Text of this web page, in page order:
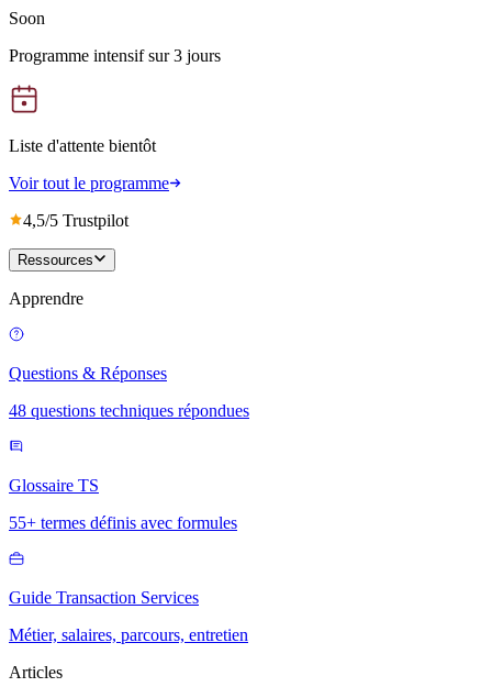
Soon
Programme intensif sur 3 jours
Liste d'attente bientôt
Voir tout le programme
4,5/5 Trustpilot
Ressources
Apprendre
Questions & Réponses
48 questions techniques répondues
Glossaire TS
55+ termes définis avec formules
Guide Transaction Services
Métier, salaires, parcours, entretien
Articles